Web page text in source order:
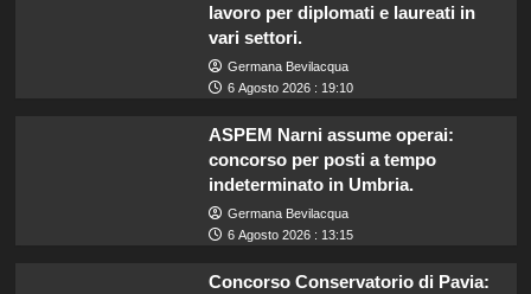
lavoro per diplomati e laureati in
vari settori.
Germana Bevilacqua
6 Agosto 2026 : 19:10
ASPEM Narni assume operai:
concorso per posti a tempo
indeterminato in Umbria.
Germana Bevilacqua
6 Agosto 2026 : 13:15
Concorso Conservatorio di Pavia: